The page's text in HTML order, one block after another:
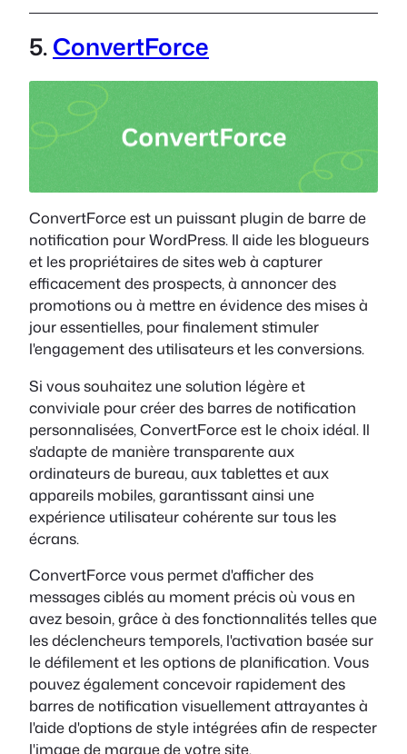
5.ConvertForce
ConvertForce est un puissant plugin de barre de
notification pour WordPress. Il aide les blogueurs
et les propriétaires de sites web à capturer
efficacement des prospects, à annoncer des
promotions ou à mettre en évidence des mises à
jour essentielles, pour finalement stimuler
l'engagement des utilisateurs et les conversions.
Si vous souhaitez une solution légère et
conviviale pour créer des barres de notification
personnalisées, ConvertForce est le choix idéal. Il
s'adapte de manière transparente aux
ordinateurs de bureau, aux tablettes et aux
appareils mobiles, garantissant ainsi une
expérience utilisateur cohérente sur tous les
écrans.
ConvertForce vous permet d'afficher des
messages ciblés au moment précis où vous en
avez besoin, grâce à des fonctionnalités telles que
les déclencheurs temporels, l'activation basée sur
le défilement et les options de planification. Vous
pouvez également concevoir rapidement des
barres de notification visuellement attrayantes à
l'aide d'options de style intégrées afin de respecter
l'image de marque de votre site.